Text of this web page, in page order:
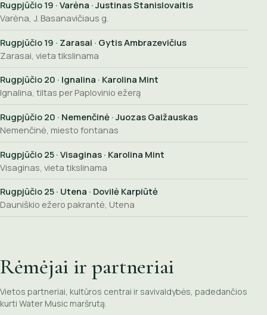
Rugpjūčio 19 · Varėna · Justinas Stanislovaitis
Varėna, J. Basanavičiaus g.
Rugpjūčio 19 · Zarasai · Gytis Ambrazevičius
Zarasai, vieta tikslinama
Rugpjūčio 20 · Ignalina · Karolina Mint
Ignalina, tiltas per Paplovinio ežerą
Rugpjūčio 20 · Nemenčinė · Juozas Gaižauskas
Nemenčinė, miesto fontanas
Rugpjūčio 25 · Visaginas · Karolina Mint
Visaginas, vieta tikslinama
Rugpjūčio 25 · Utena · Dovilė Karpiūtė
Dauniškio ežero pakrantė, Utena
Rėmėjai ir partneriai
Vietos partneriai, kultūros centrai ir savivaldybės, padedančios
kurti Water Music maršrutą.